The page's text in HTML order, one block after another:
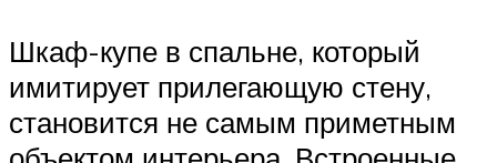
Шкаф-купе в спальне, который
имитирует прилегающую стену,
становится не самым приметным